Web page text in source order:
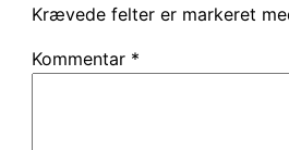
Krævede felter er markeret
Kommentar *